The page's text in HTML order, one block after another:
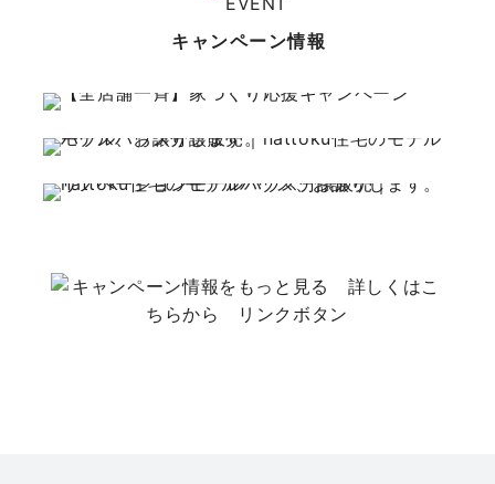
キャンペーン情報